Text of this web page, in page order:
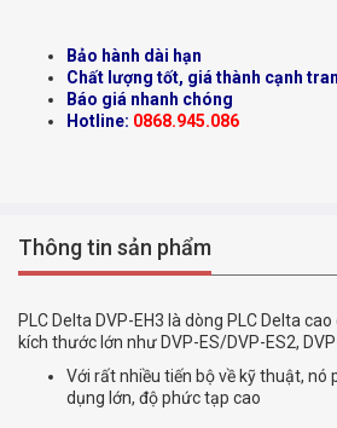
Bảo hành dài hạn
Chất lượng tốt, giá thành cạnh
Báo giá nhanh chóng
Hotline: 0868.945.086
Thông tin sản phẩm
PLC Delta DVP-EH3 là dòng PLC Delta
kích thước lớn như DVP-ES/DVP-ES2,
Với rất nhiều tiến bộ về kỹ thuật, nó
dụng lớn, độ phức tạp cao